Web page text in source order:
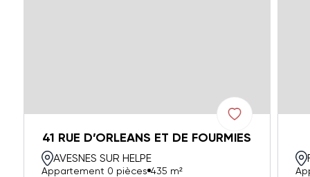
41 RUE D’ORLEANS ET DE FOURMIES
AVESNES SUR HELPE
Appartement 0 pièces 435 m²